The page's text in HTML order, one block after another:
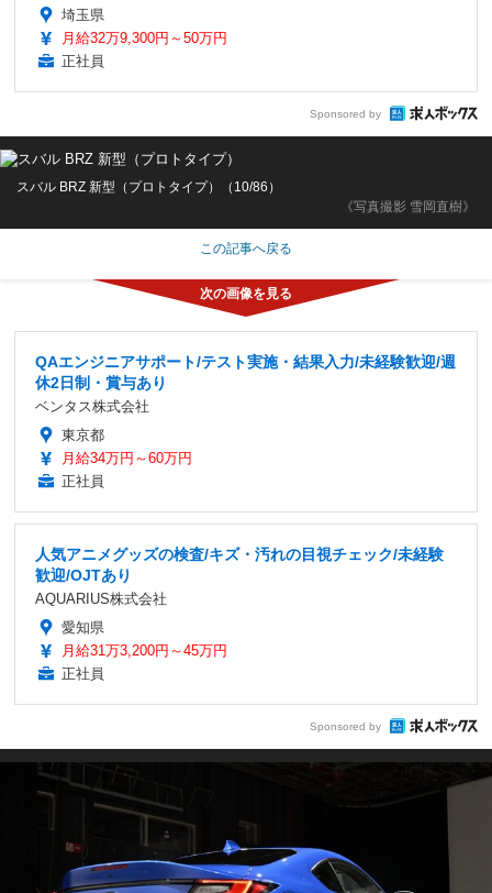
埼玉県
月給32万9,300円～50万円
正社員
Sponsored by
《写真撮影 雪岡直樹》
スバル BRZ 新型（プロトタイプ）（10/86）
この記事へ戻る
QAエンジニアサポート/テスト実施・結果入力/未経験歓迎/週
休2日制・賞与あり
ベンタス株式会社
東京都
月給34万円～60万円
正社員
人気アニメグッズの検査/キズ・汚れの目視チェック/未経験
歓迎/OJTあり
AQUARIUS株式会社
愛知県
月給31万3,200円～45万円
正社員
Sponsored by